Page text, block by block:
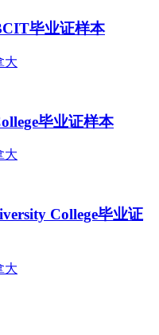
毕业证样本
大
毕业证样本
大
College毕业证
大